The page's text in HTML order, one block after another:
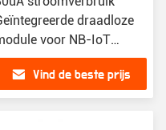
draadloze
voor NB-IoT
Vind de beste prijs